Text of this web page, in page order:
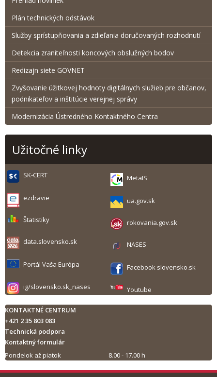
Plán technických odstávok
Služby sprístupňovania a zdieľania doručovaných rozhodnutí
Detekcia zraniteľnosti koncových obslužných bodov
Redizajn siete GOVNET
Zvyšovanie úžitkovej hodnoty digitálnych služieb pre občanov,
podnikateľov a inštitúcie verejnej správy
Modernizácia Ústredného Kontaktného Centra
Užitočné linky
SK-CERT MetaIS
ezdravie ua.gov.sk
Štatistiky rokovania.gov.sk
data.slovensko.sk NASES
Portál Vaša Európa Facebook slovensko.sk
ig/slovensko.sk_nases Youtube
KONTAKTNÉ CENTRUM
+421 2 35 803 083
Technická podpora
Kontaktný formulár
Pondelok až piatok
8.00 - 17.00 h
Tlač obsahu